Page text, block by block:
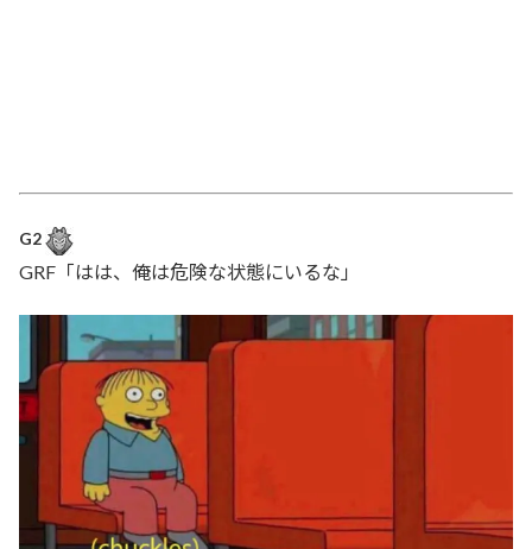
G2
GRF「はは、俺は危険な状態にいるな」